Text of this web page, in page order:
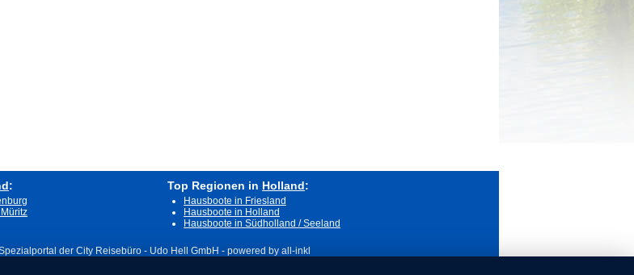
: Top Regionen in Holland:
Hausboote in Friesland
Hausboote in Holland
Hausboote in Südholland / Seeland
der City Reisebüro - Udo Hell GmbH - powered by all-inkl